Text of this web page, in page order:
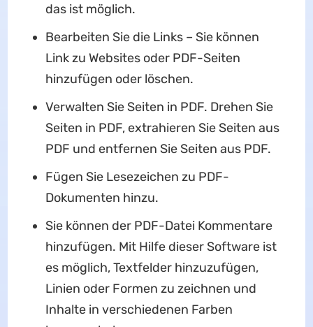
das ist möglich.
Bearbeiten Sie die Links – Sie können
Link zu Websites oder PDF-Seiten
hinzufügen oder löschen.
Verwalten Sie Seiten in PDF. Drehen Sie
Seiten in PDF, extrahieren Sie Seiten aus
PDF und entfernen Sie Seiten aus PDF.
Fügen Sie Lesezeichen zu PDF-
Dokumenten hinzu.
Sie können der PDF-Datei Kommentare
hinzufügen. Mit Hilfe dieser Software ist
es möglich, Textfelder hinzuzufügen,
Linien oder Formen zu zeichnen und
Inhalte in verschiedenen Farben